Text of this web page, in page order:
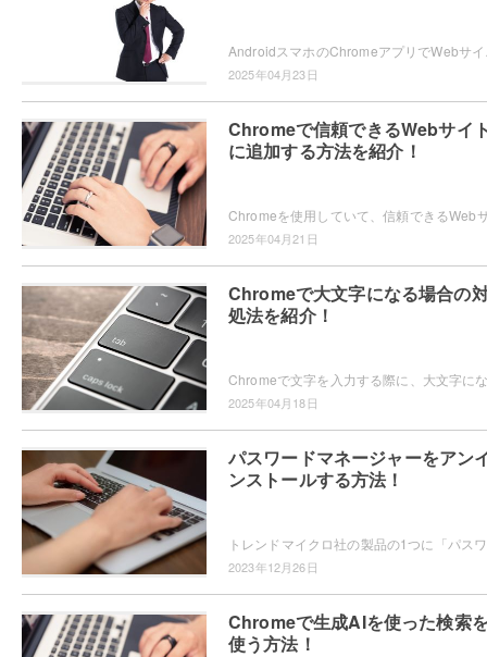
2025年04月23日
Chromeで信頼できるWebサイ
に追加する方法を紹介！
2025年04月21日
Chromeで大文字になる場合の
処法を紹介！
2025年04月18日
パスワードマネージャーをアン
ンストールする方法！
2023年12月26日
Chromeで生成AIを使った検索
使う方法！